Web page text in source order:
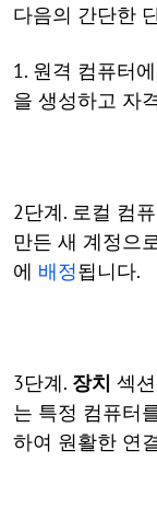
다음의 간단한
1. 원격 컴퓨터
을 생성하고 자
2단계. 로컬 컴
만든 새 계정으
에 배정됩니다.
3단계. 장치 섹
는 특정 컴퓨터
하여 원활한 연